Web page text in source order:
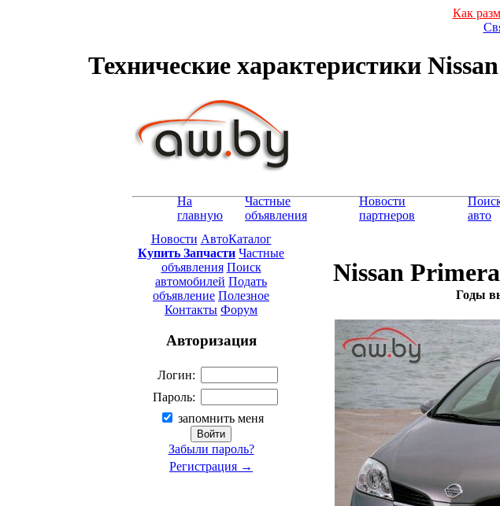
Как
Технические характеристики
На
главную
Частные
объявления
Новости
партнеров
авто
Новости АвтоКаталог
Купить Запчасти Частные
объявления Поиск
автомобилей Подать
объявление Полезное
Контакты Форум
Авторизация
Логин:
Пароль:
запомнить меня
Забыли пароль?
Регистрация →
Nissan
Годы